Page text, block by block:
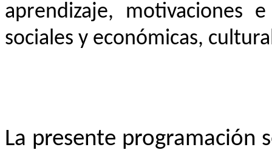
aprendizaje, motivaciones
sociales y económicas,
La presente programación